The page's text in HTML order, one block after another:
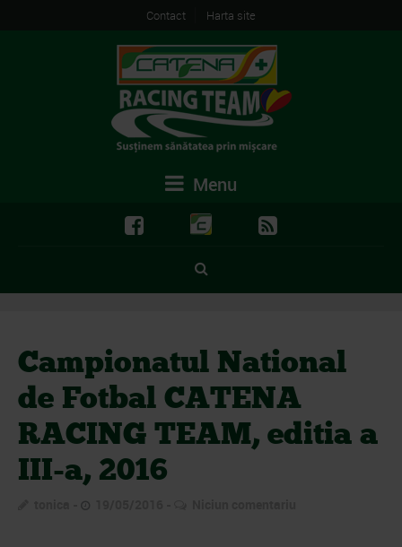
Contact Harta site
Menu
Campionatul National
de Fotbal CATENA
RACING TEAM, editia a
III-a, 2016